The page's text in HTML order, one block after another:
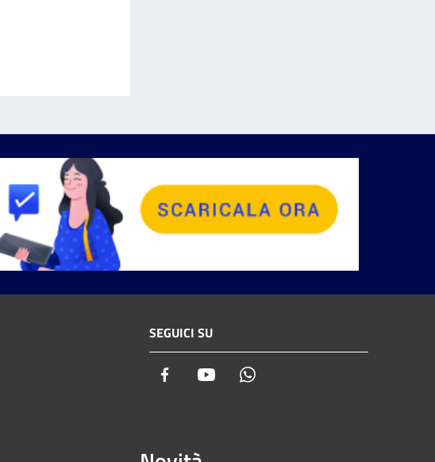
SEGUICI SU
Facebook Youtube